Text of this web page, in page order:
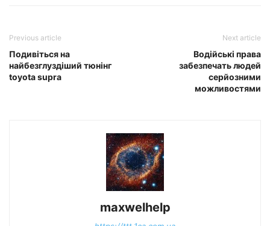
Previous article
Подивіться на
найбезглуздіший тюнінг
toyota supra
Next article
Водійські права
забезпечать людей
серйозними
можливостями
maxwelhelp